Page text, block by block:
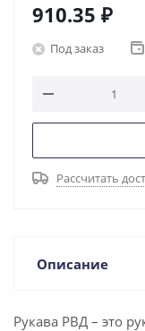
910.35 ₽
Под заказ
Рассчитать
Описание
Рукава РВД – это